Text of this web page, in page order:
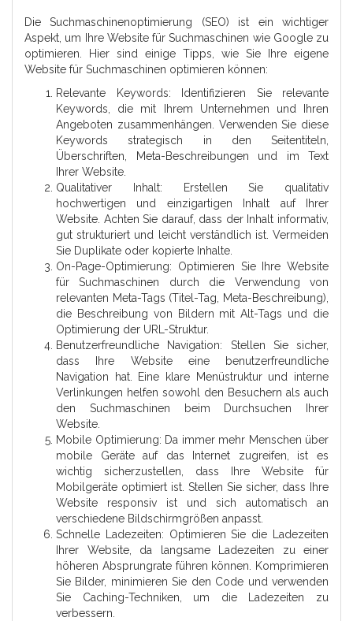
Die Suchmaschinenoptimierung (SEO) ist ein wichtiger
Aspekt, um Ihre Website für Suchmaschinen wie Google zu
optimieren. Hier sind einige Tipps, wie Sie Ihre eigene
Website für Suchmaschinen optimieren können:
Relevante Keywords: Identifizieren Sie relevante
Keywords, die mit Ihrem Unternehmen und Ihren
Angeboten zusammenhängen. Verwenden Sie diese
Keywords strategisch in den Seitentiteln,
Überschriften, Meta-Beschreibungen und im Text
Ihrer Website.
Qualitativer Inhalt: Erstellen Sie qualitativ
hochwertigen und einzigartigen Inhalt auf Ihrer
Website. Achten Sie darauf, dass der Inhalt informativ,
gut strukturiert und leicht verständlich ist. Vermeiden
Sie Duplikate oder kopierte Inhalte.
On-Page-Optimierung: Optimieren Sie Ihre Website
für Suchmaschinen durch die Verwendung von
relevanten Meta-Tags (Titel-Tag, Meta-Beschreibung),
die Beschreibung von Bildern mit Alt-Tags und die
Optimierung der URL-Struktur.
Benutzerfreundliche Navigation: Stellen Sie sicher,
dass Ihre Website eine benutzerfreundliche
Navigation hat. Eine klare Menüstruktur und interne
Verlinkungen helfen sowohl den Besuchern als auch
den Suchmaschinen beim Durchsuchen Ihrer
Website.
Mobile Optimierung: Da immer mehr Menschen über
mobile Geräte auf das Internet zugreifen, ist es
wichtig sicherzustellen, dass Ihre Website für
Mobilgeräte optimiert ist. Stellen Sie sicher, dass Ihre
Website responsiv ist und sich automatisch an
verschiedene Bildschirmgrößen anpasst.
Schnelle Ladezeiten: Optimieren Sie die Ladezeiten
Ihrer Website, da langsame Ladezeiten zu einer
höheren Absprungrate führen können. Komprimieren
Sie Bilder, minimieren Sie den Code und verwenden
Sie Caching-Techniken, um die Ladezeiten zu
verbessern.